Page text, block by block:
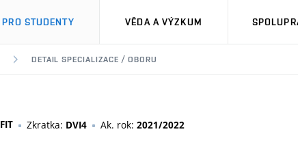
PRO STUDENTY VĚDA A VÝZKUM
DETAIL SPECIALIZACE / OBORU
FIT Zkratka: DVI4 Ak. rok: 2021/2022